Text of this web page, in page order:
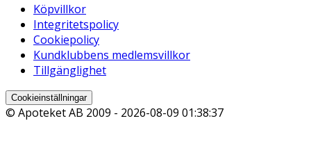
Köpvillkor
Integritetspolicy
Cookiepolicy
Kundklubbens medlemsvillkor
Tillgänglighet
Cookieinställningar
© Apoteket AB 2009 - 2026-08-09 01:38:37